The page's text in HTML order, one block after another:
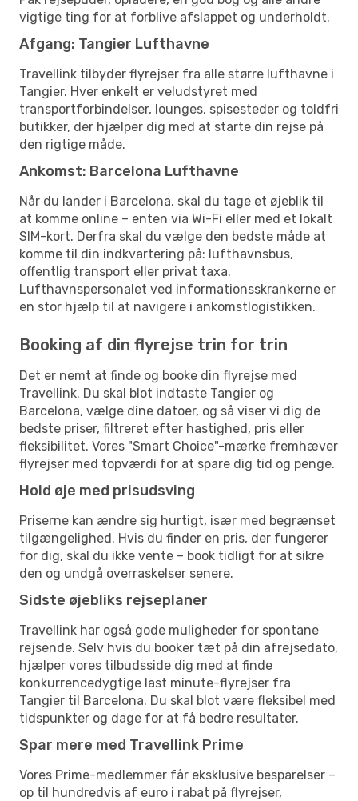
vigtige ting for at forblive afslappet og underholdt.
Afgang: Tangier Lufthavne
Travellink tilbyder flyrejser fra alle større lufthavne i
Tangier. Hver enkelt er veludstyret med
transportforbindelser, lounges, spisesteder og toldfri
butikker, der hjælper dig med at starte din rejse på
den rigtige måde.
Ankomst: Barcelona Lufthavne
Når du lander i Barcelona, skal du tage et øjeblik til
at komme online – enten via Wi-Fi eller med et lokalt
SIM-kort. Derfra skal du vælge den bedste måde at
komme til din indkvartering på: lufthavnsbus,
offentlig transport eller privat taxa.
Lufthavnspersonalet ved informationsskrankerne er
en stor hjælp til at navigere i ankomstlogistikken.
Booking af din flyrejse trin for trin
Det er nemt at finde og booke din flyrejse med
Travellink. Du skal blot indtaste Tangier og
Barcelona, vælge dine datoer, og så viser vi dig de
bedste priser, filtreret efter hastighed, pris eller
fleksibilitet. Vores "Smart Choice"-mærke fremhæver
flyrejser med topværdi for at spare dig tid og penge.
Hold øje med prisudsving
Priserne kan ændre sig hurtigt, især med begrænset
tilgængelighed. Hvis du finder en pris, der fungerer
for dig, skal du ikke vente – book tidligt for at sikre
den og undgå overraskelser senere.
Sidste øjebliks rejseplaner
Travellink har også gode muligheder for spontane
rejsende. Selv hvis du booker tæt på din afrejsedato,
hjælper vores tilbudsside dig med at finde
konkurrencedygtige last minute-flyrejser fra
Tangier til Barcelona. Du skal blot være fleksibel med
tidspunkter og dage for at få bedre resultater.
Spar mere med Travellink Prime
Vores Prime-medlemmer får eksklusive besparelser –
op til hundredvis af euro i rabat på flyrejser,